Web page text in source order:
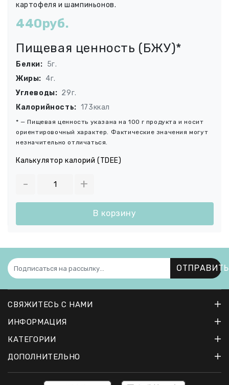
картофеля и шампиньонов.
440руб.
Пищевая ценность (БЖУ)*
Белки: 5г.
Жиры: 4г.
Углеводы: 29г.
Калорийность: 173ккал
* — Пищевая ценность указана на 100 г продукта и носит
ориентировочный характер. Фактические значения могут
незначительно отличаться.
Калькулятор калорий (TDEE)
- +
В корзину
ОТПРАВИТЬ
СВЯЖИТЕСЬ С НАМИ
ИНФОРМАЦИЯ
КАТЕГОРИИ
ДОПОЛНИТЕЛЬНО